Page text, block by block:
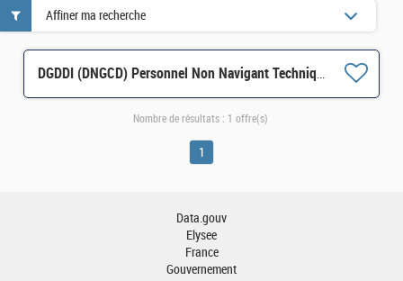
DGDDI (DNGCD) Personnel Non Navigant Technique / Mécanicien Be1 sur hélicoptère à Le Havre H/F
Affiner ma recherche
Nombre de résultats : 1 offre(s)
1
Data.gouv
Elysee
France
Gouvernement